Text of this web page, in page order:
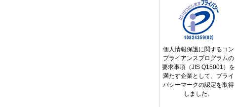
個人情報保護に関するコン
プライアンスプログラムの
要求事項（JIS Q15001）を
満たす企業として、プライ
バシーマークの認定を取得
しました。